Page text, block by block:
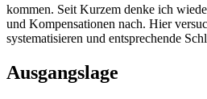
kommen. Seit Kurzem denke ich
und Kompensationen nach. Hier
systematisieren und entsprechende
Ausgangslage